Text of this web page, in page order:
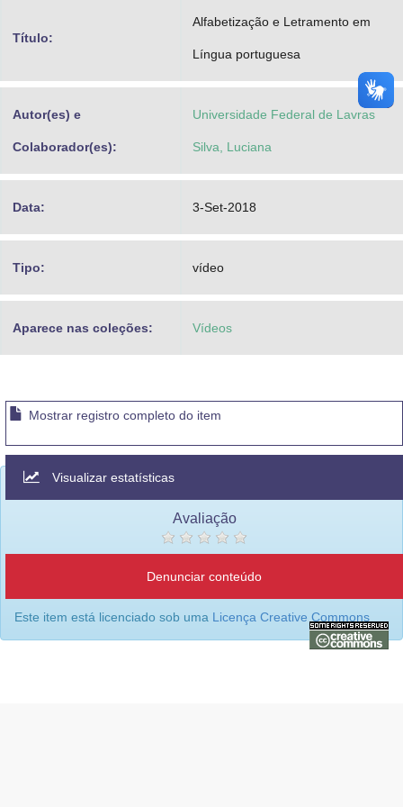
Título:
Alfabetização e Letramento em
Língua portuguesa
Autor(es) e
Colaborador(es):
Universidade Federal de Lavras
Silva, Luciana
Data: 3-Set-2018
Tipo: vídeo
Aparece nas coleções: Vídeos
Mostrar registro completo do item
Visualizar estatísticas
Avaliação
Denunciar conteúdo
Este item está licenciado sob uma Licença Creative Commons